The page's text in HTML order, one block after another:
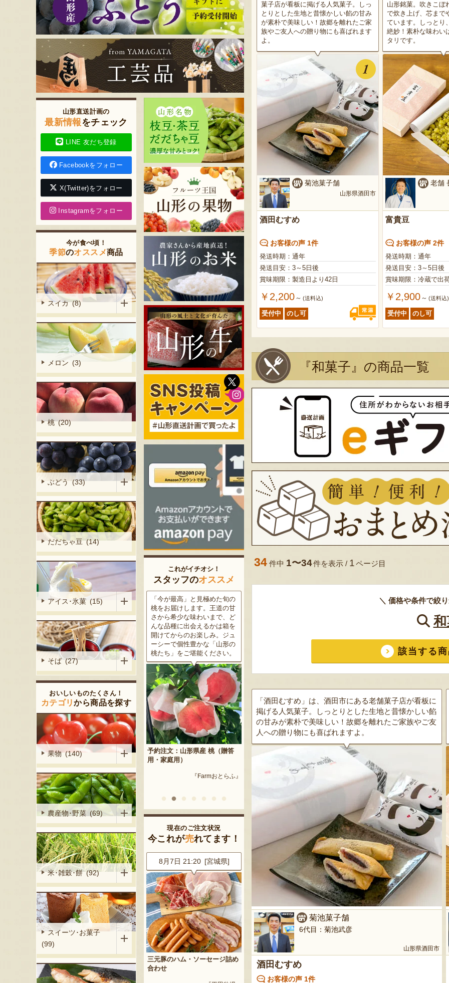
菓子店が看板に掲げる人気菓子。しっ
とりとした生地と昔懐かしい餡の甘み
が素朴で美味しい！故郷を離れたご家
族やご友人への贈り物にも喜ばれます
よ。
菊池菓子舗
山形県酒田市
酒田むすめ
お客様の声 1件
発送時期：通年
発送目安：3～5日後
賞味期限：製造日より42日
￥2,200 ～ (送料込)
受付中 のし可
山形銘菓。吹きこぼ
で炊き上げ、芯まで
ています。しっとり
絶妙！素朴な味わい
タリです。
老舗
富貴豆
お客様の声 2件
発送時期：通年
発送目安：3～5日後
賞味期限：冷蔵で出
￥2,900 ～ (送料込)
受付中 のし可
『和菓子』の商品一覧
34 件中 1〜34件を表示 / 1ページ目
＼ 価格や条件で絞
該当する
「酒田むすめ」は、酒田市にある老舗菓子店が看板に
掲げる人気菓子。しっとりとした生地と昔懐かしい餡
の甘みが素朴で美味しい！故郷を離れたご家族やご友
人への贈り物にも喜ばれますよ。
菊池菓子舗
山形県酒田市
6代目：菊池武彦
酒田むすめ
お客様の声 1件
山形直送計画の
最新情報をチェック
LINE 友だち登録
Facebookをフォロー
X(Twitter)をフォロー
Instagramをフォロー
今が食べ頃！
季節のオススメ商品
スイカ (8)
メロン (3)
桃 (20)
ぶどう (33)
だだちゃ豆 (14)
アイス･氷菓 (15)
そば (27)
おいしいものたくさん！
カテゴリから商品を探す
果物 (140)
農産物･野菜 (69)
米･雑穀･餅 (92)
スイーツ･お菓子
(99)
これがイチオシ！
スタッフのオススメ
フデザイン』
「今が最高」と見極めた旬の
桃をお届けします。王道の甘
さから希少な味わいまで、ど
んな品種に出会えるかは箱を
開けてからのお楽しみ。ジュ
ーシーで個性豊かな「山形の
桃たち」をご堪能ください。
予約注文：山形県産 桃（贈答
用・家庭用）
『Farmおとらふ』
米沢牛は、非常に厳しい条件
をクリアした最高級のブラン
ド牛。美しいサシ・きめ細か
な肉質・とろける食感・濃厚
な旨味、すべてが抜群です。
高級感のある黒化粧箱入りの
ため、大切な人への贈り物に
どうぞ！
米沢牛
『肉匠えんどう』 『三和油脂株式会社』
果樹栽培が盛んな東根市で育
はなく、美味しさや食感を重
視した「中玉」にこだわって
や「川中島白桃」など、その
時期に旬の品種をお届けしま
す。
予約注文：山形県産 桃（贈答
用・家庭用）
『栗原果樹園』
現在のご注文状況
今これが売れてます！
8月7日 21:20 [宮城県]
三元豚のハム・ソーセージ詰め
合わせ
8月7日 20:07 [山形県]
ぶどうジュース 飲み比べセット
8月7日 18:02 [東京都]
山形県産 種なしぶどう デラウ
ェア
8月7日 16:16 [新潟県]